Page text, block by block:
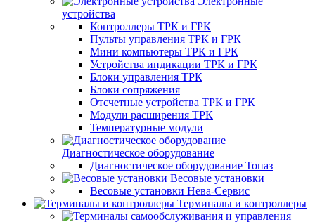
устройства
Контроллеры ТРК и ГРК
Пульты управления ТРК и ГРК
Мини компьютеры ТРК и ГРК
Устройства индикации ТРК и ГРК
Блоки управления ТРК
Блоки сопряжения
Отсчетные устройства ТРК и ГРК
Модули расширения ТРК
Температурные модули
Диагностическое оборудование
Диагностическое оборудование Топаз
Весовые установки
Весовые установки Нева-Сервис
Терминалы и контроллеры